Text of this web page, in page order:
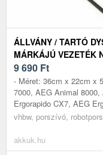
ÁLLVÁNY / TARTÓ
MÁRKÁJÚ VEZETÉK
KIEGÉSZÍTŐ
9 690 Ft
- Méret: 36cm x 22cm x
7000, AEG Animal
Ergorapido CX7, AEG
vhbw, porszívó,
akkuk.hu